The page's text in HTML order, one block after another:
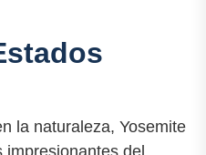
la naturaleza, Yosemite